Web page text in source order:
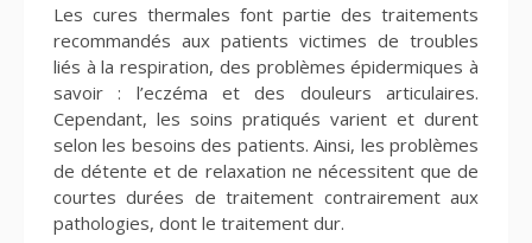
Les cures thermales font partie des traitements
recommandés aux patients victimes de troubles
liés à la respiration, des problèmes épidermiques à
savoir : l’eczéma et des douleurs articulaires.
Cependant, les soins pratiqués varient et durent
selon les besoins des patients. Ainsi, les problèmes
de détente et de relaxation ne nécessitent que de
courtes durées de traitement contrairement aux
pathologies, dont le traitement dur.